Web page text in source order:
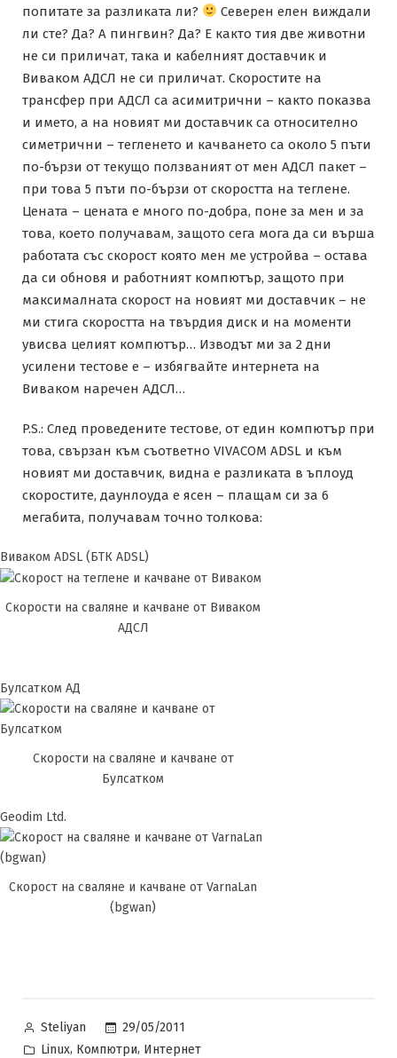
попитате за разликата ли?
Северен елен виждали
ли сте? Да? А пингвин? Да? Е както тия две животни
не си приличат, така и кабелният доставчик и
Виваком АДСЛ не си приличат. Скоростите на
трансфер при АДСЛ са асимитрични – както показва
и името, а на новият ми доставчик са относително
симетрични – тегленето и качването са около 5 пъти
по-бързи от текущо ползваният от мен АДСЛ пакет –
при това 5 пъти по-бързи от скоростта на теглене.
Цената – цената е много по-добра, поне за мен и за
това, което получавам, защото сега мога да си върша
работата със скорост която мен ме устройва – остава
да си обновя и работният компютър, защото при
максималната скорост на новият ми доставчик – не
ми стига скоростта на твърдия диск и на моменти
увисва целият компютър… Изводът ми за 2 дни
усилени тестове е – избягвайте интернета на
Виваком наречен АДСЛ…
P.S.: След проведените тестове, от един компютър при
това, свързан към съответно VIVACOM ADSL и към
новият ми доставчик, видна е разликата в ъплоуд
скоростите, даунлоуда е ясен – плащам си за 6
мегабита, получавам точно толкова:
Виваком ADSL (БТК ADSL)
Скорости на сваляне и качване от Виваком
АДСЛ
Булсатком АД
Скорости на сваляне и качване от
Булсатком
Geodim Ltd.
Скорост на сваляне и качване от VarnaLan
(bgwan)
Posted
by
Steliyan
29/05/2011
Posted
Linux, Компютри, Интернет